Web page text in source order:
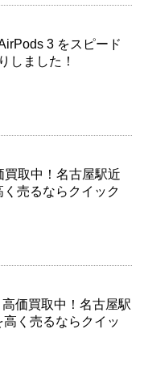
3 をスピード
しました！
買取中！名古屋駅近
く売るならクイック
高価買取中！名古屋駅
く売るならクイッ